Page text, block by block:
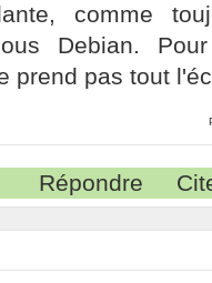
comme
Debian.
prend pas tout
Répondre